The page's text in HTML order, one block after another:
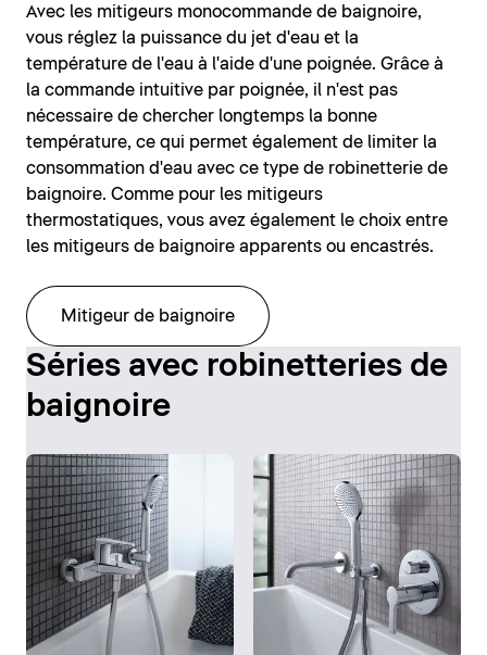
Avec les mitigeurs monocommande de baignoire,
vous réglez la puissance du jet d'eau et la
température de l'eau à l'aide d'une poignée. Grâce à
la commande intuitive par poignée, il n'est pas
nécessaire de chercher longtemps la bonne
température, ce qui permet également de limiter la
consommation d'eau avec ce type de robinetterie de
baignoire. Comme pour les mitigeurs
thermostatiques, vous avez également le choix entre
les mitigeurs de baignoire apparents ou encastrés.
Mitigeur de baignoire
Séries avec robinetteries de
baignoire